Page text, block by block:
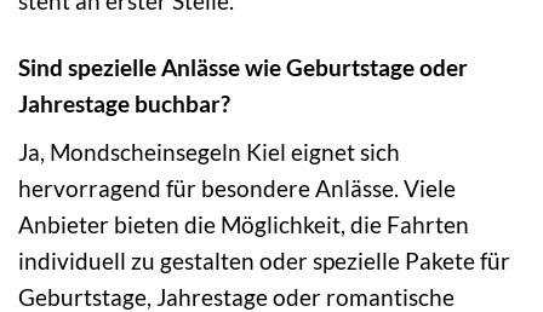
Sind spezielle Anlässe wie Geburtstage oder
Jahrestage buchbar?
Ja, Mondscheinsegeln Kiel eignet sich
hervorragend für besondere Anlässe. Viele
Anbieter bieten die Möglichkeit, die Fahrten
individuell zu gestalten oder spezielle Pakete für
Geburtstage, Jahrestage oder romantische